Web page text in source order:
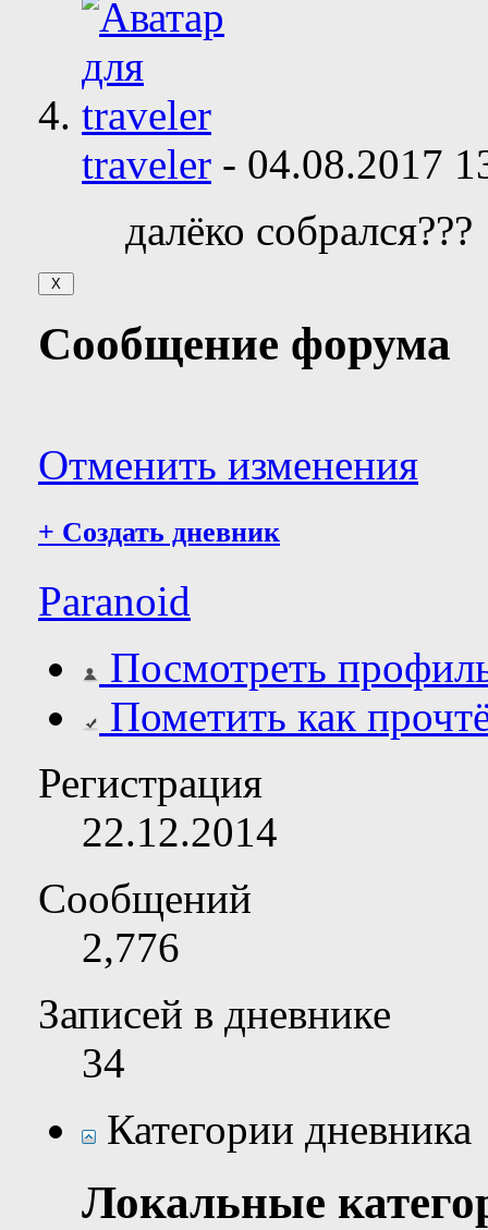
traveler - 04.08.2017
далёко собрался???
Сообщение форума
Отменить изменения
+ Создать дневник
Paranoid
Посмотреть
Пометить как
Регистрация
22.12.2014
Сообщений
2,776
Записей в дневнике
34
Категории дневника
Локальные